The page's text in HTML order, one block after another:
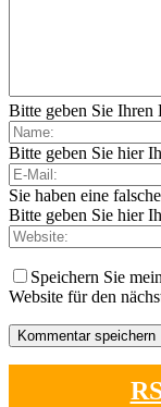
Bitte geben Sie Ihren
Bitte geben Sie hier
Sie haben eine
Bitte geben Sie hier
Speichern Sie
Website für den